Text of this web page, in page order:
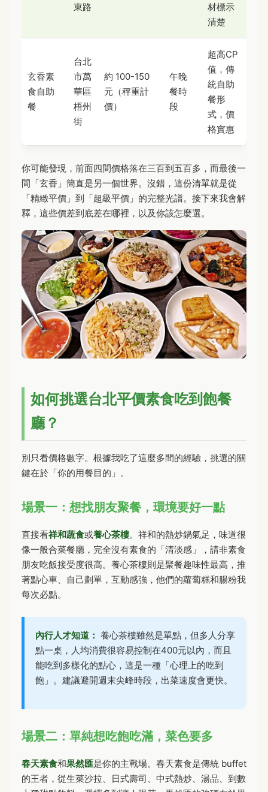
東路
材標示
清楚
玄香素
食自助
餐
台北
市萬
華區
梧州
街
約 100-150
元（秤重計
價）
午晚
餐時
段
超高CP
值，傳
統自助
餐形
式，價
格實惠
你可能發現，前面四間價格落在三百到五百多，而最後一
間「玄香」簡直是另一個世界。沒錯，這份清單就是從
「精緻平價」到「超級平價」的完整光譜。接下來我會解
釋，這些價差到底差在哪裡，以及你該怎麼選。
如何挑選台北平價素食吃到飽餐
廳？
別只看價格數字。根據我吃了這麼多間的經驗，挑選的關
鍵在於「你的用餐目的」。
場景一：想找朋友聚餐，環境要好一點
直接看祥和蔬食或養心茶樓。祥和的熱炒鍋氣足，味道很
像一般合菜餐廳，完全沒有素食的「清淡感」，請非素食
朋友吃飯接受度很高。養心茶樓則是聚餐趣味性最高，推
著點心車、自己劃單，互動感強，他們的蘿蔔糕和腸粉我
每次必點。
內行人才知道： 養心茶樓雖然是單點，但多人分享
點一桌，人均消費很容易控制在400元以內，而且
能吃到多樣化的點心，這是一種「心理上的吃到
飽」。建議避開週末尖峰時段，出菜速度會更快。
場景二：單純想吃飽吃滿，菜色要多
春天素食和果然匯是你的主戰場。春天素食是傳統 buffet
的王者，從生菜沙拉、日式壽司、中式熱炒、湯品、到數